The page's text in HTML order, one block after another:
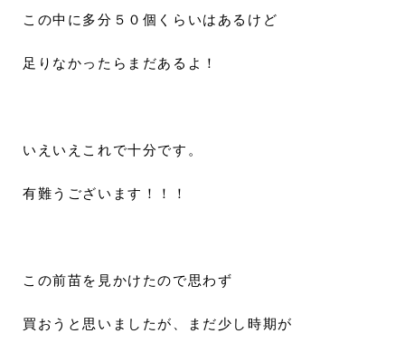
この中に多分５０個くらいはあるけど
足りなかったらまだあるよ！
いえいえこれで十分です。
有難うございます！！！
この前苗を見かけたので思わず
買おうと思いましたが、まだ少し時期が